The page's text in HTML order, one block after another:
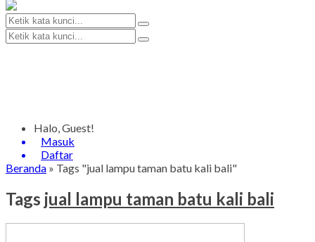
Halo, Guest!
Masuk
Daftar
Beranda » Tags "jual lampu taman batu kali bali"
Tags jual lampu taman batu kali bali